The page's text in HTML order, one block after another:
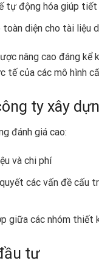
tự động hóa giúp
toàn diện cho tài liệu
nâng cao đáng kể
tế của các mô hình
ty xây
đánh giá cao:
và chi phí
các vấn đề cấu
giữa các nhóm thiết
tư